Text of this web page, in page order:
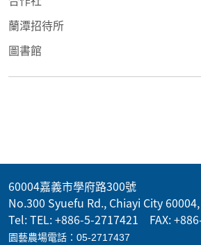
蘭潭招待所
圖書館
60004嘉義市學府路300號
No.300 Syuefu Rd., Chiayi City
Tel: TEL: +886-5-2717421 FAX:
園藝農場電話：05-2717437